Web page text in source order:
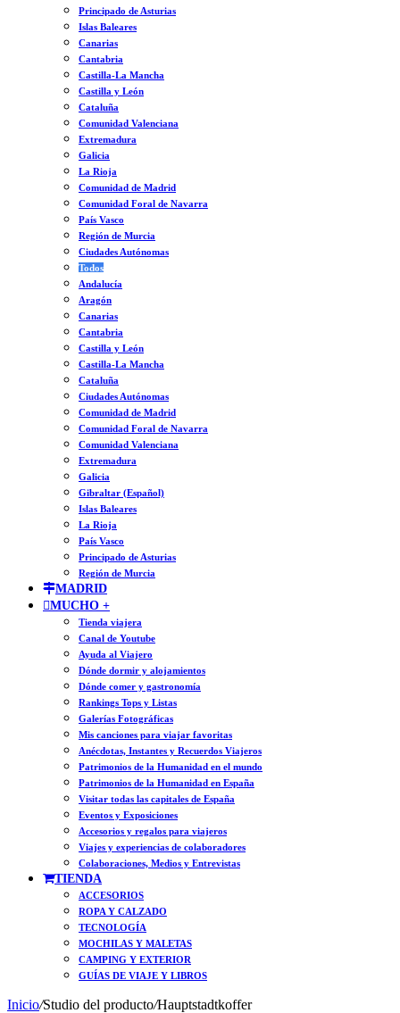
Principado de Asturias
Islas Baleares
Canarias
Cantabria
Castilla-La Mancha
Castilla y León
Cataluña
Comunidad Valenciana
Extremadura
Galicia
La Rioja
Comunidad de Madrid
Comunidad Foral de Navarra
País Vasco
Región de Murcia
Ciudades Autónomas
Todos
Andalucía
Aragón
Canarias
Cantabria
Castilla y León
Castilla-La Mancha
Cataluña
Ciudades Autónomas
Comunidad de Madrid
Comunidad Foral de Navarra
Comunidad Valenciana
Extremadura
Galicia
Gibraltar (Español)
Islas Baleares
La Rioja
País Vasco
Principado de Asturias
Región de Murcia
MADRID
MUCHO +
Tienda viajera
Canal de Youtube
Ayuda al Viajero
Dónde dormir y alojamientos
Dónde comer y gastronomía
Rankings Tops y Listas
Galerías Fotográficas
Mis canciones para viajar favoritas
Anécdotas, Instantes y Recuerdos Viajeros
Patrimonios de la Humanidad en el mundo
Patrimonios de la Humanidad en España
Visitar todas las capitales de España
Eventos y Exposiciones
Accesorios y regalos para viajeros
Viajes y experiencias de colaboradores
Colaboraciones, Medios y Entrevistas
TIENDA
ACCESORIOS
ROPA Y CALZADO
TECNOLOGÍA
MOCHILAS Y MALETAS
CAMPING Y EXTERIOR
GUÍAS DE VIAJE Y LIBROS
Inicio/Studio del producto/Hauptstadtkoffer